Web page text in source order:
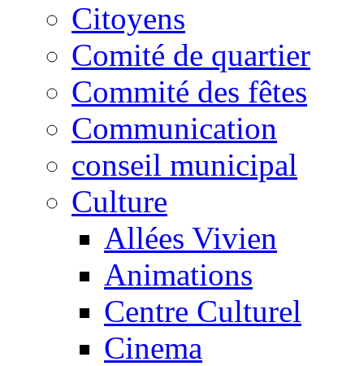
Citoyens
Comité de quartier
Commité des fêtes
Communication
conseil municipal
Culture
Allées Vivien
Animations
Centre Culturel
Cinema